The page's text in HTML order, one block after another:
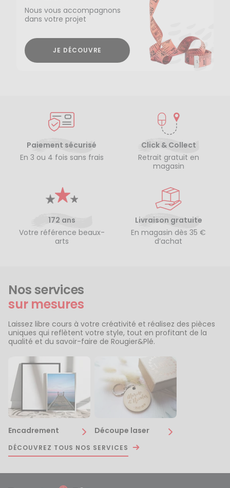
Nous vous accompagnons
dans votre projet
JE DÉCOUVRE
Paiement sécurisé
En 3 ou 4 fois sans frais
Click & Collect
Retrait gratuit en
magasin
172 ans
Votre référence beaux-
arts
Livraison gratuite
En magasin dès 35 €
d’achat
Nos services
sur mesures
Laissez libre cours à votre créativité et réalisez des pièces
uniques qui reflètent votre style, tout en profitant de la
qualité et du savoir-faire de Rougier&Plé.
Encadrement Découpe laser
DÉCOUVREZ TOUS NOS SERVICES